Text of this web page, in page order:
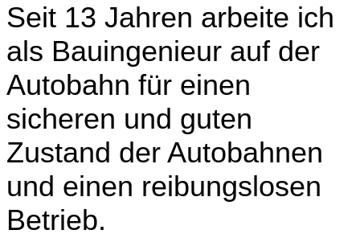
Seit 13 Jahren arbeite ich
als Bauingenieur auf der
Autobahn für einen
sicheren und guten
Zustand der Autobahnen
und einen reibungslosen
Betrieb.